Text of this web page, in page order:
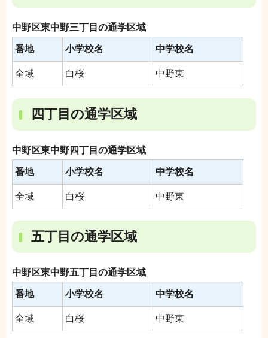
中野区東中野三丁目の通学区域
番地 小学校名 中学校名
全域 白桜 中野東
四丁目の通学区域
中野区東中野四丁目の通学区域
番地 小学校名 中学校名
全域 白桜 中野東
五丁目の通学区域
中野区東中野五丁目の通学区域
番地 小学校名 中学校名
全域 白桜 中野東